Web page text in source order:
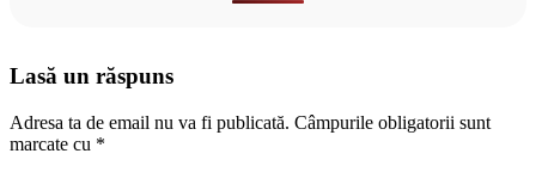
Lasă un răspuns
Adresa ta de email nu va fi publicată. Câmpurile obligatorii sunt
marcate cu *